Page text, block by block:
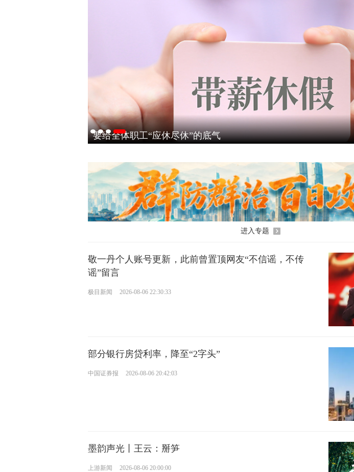
外交部谈广岛核爆81周年
进入专题
敬一丹个人账号更新，此前曾置顶网友“不信谣，不传
谣”留言
极目新闻 2026-08-06 22:30:33
部分银行房贷利率，降至“2字头”
中国证券报 2026-08-06 20:42:03
墨韵声光丨王云：掰笋
上游新闻 2026-08-06 20:00:00